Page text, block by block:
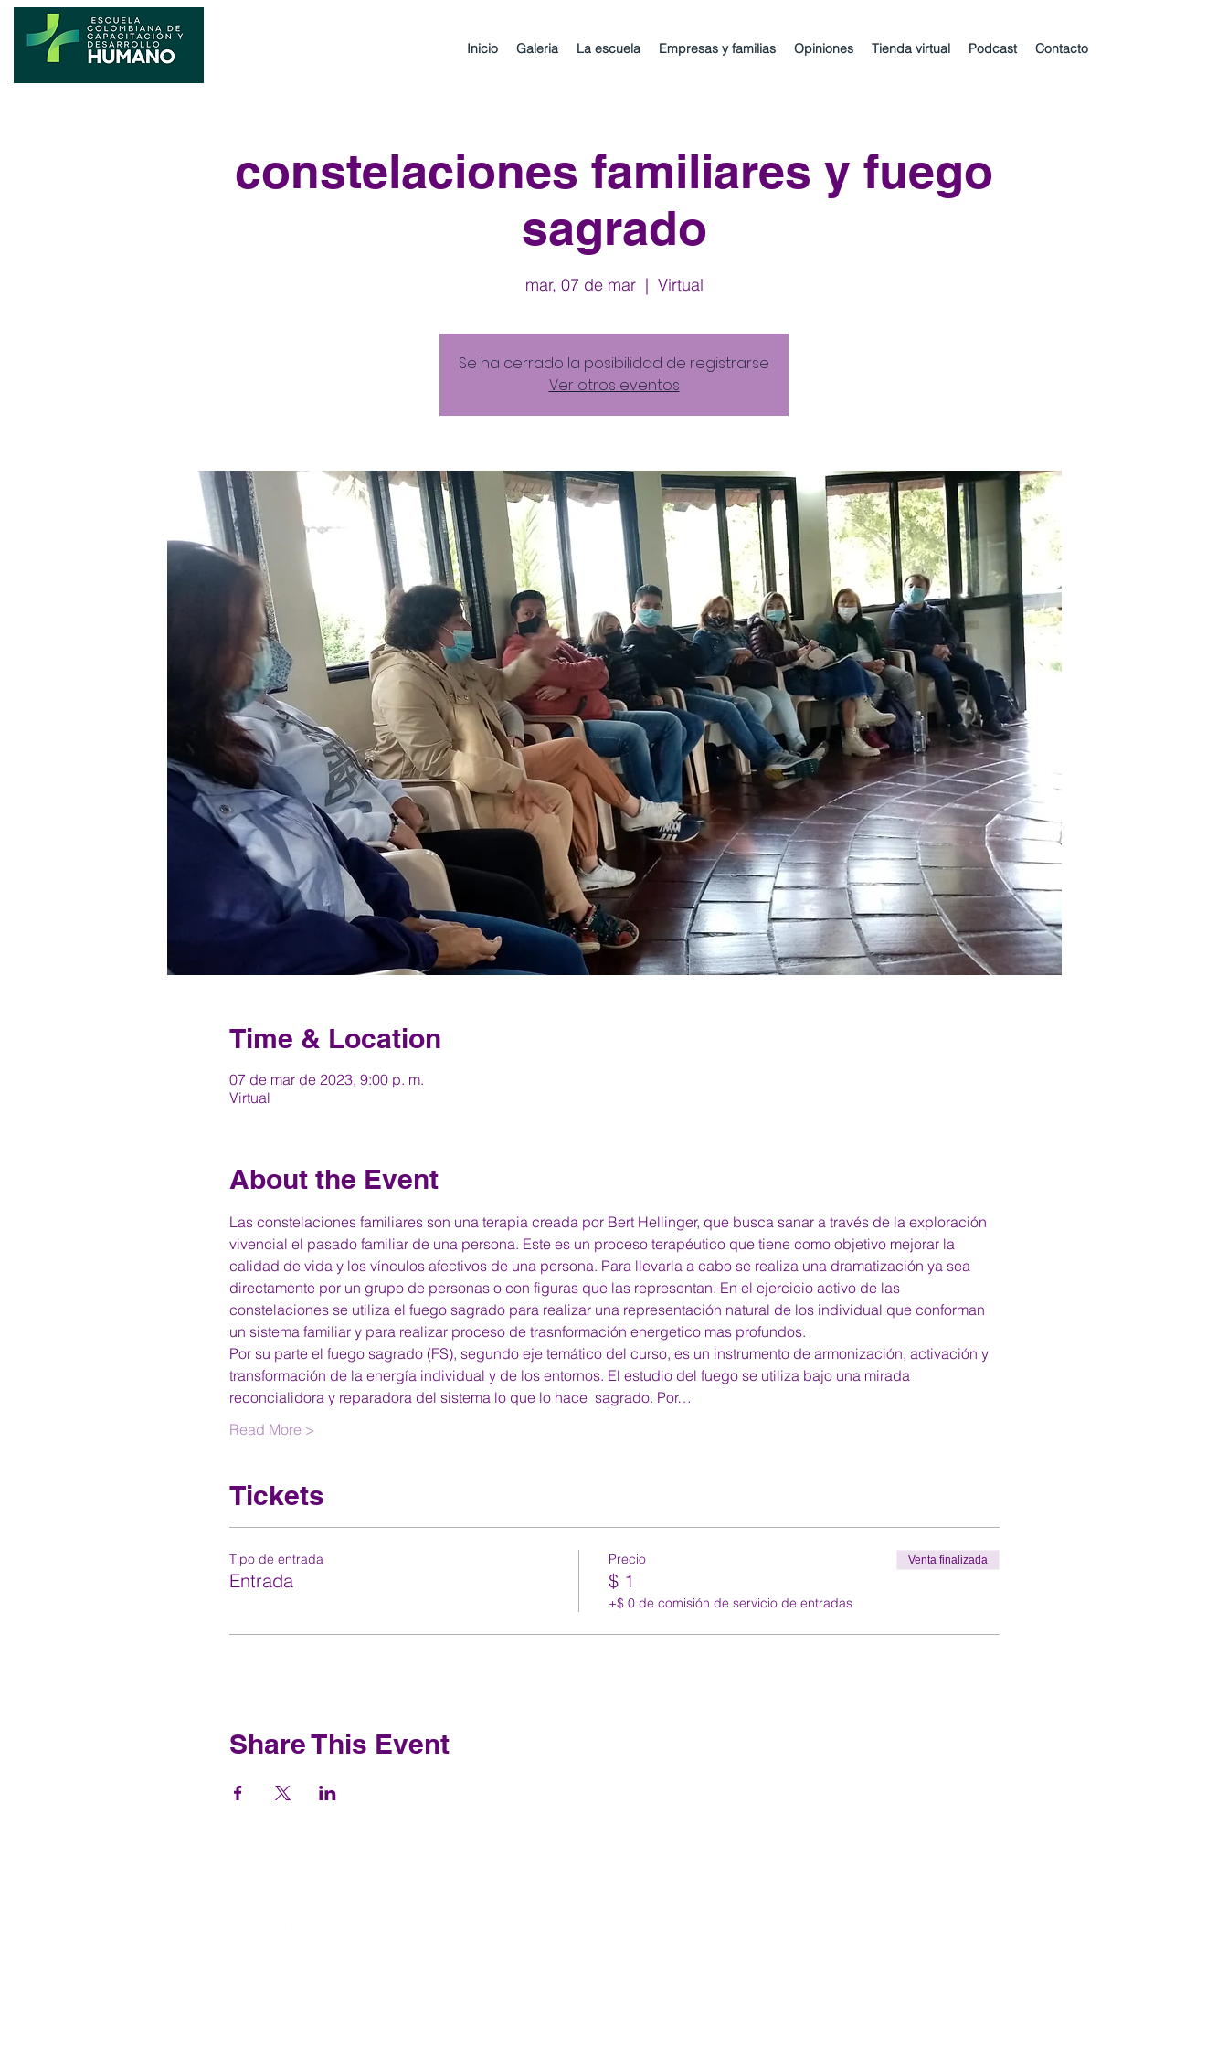
Inicio Galeria La escuela Empresas y familias Opiniones Tienda virtual Podcast Contacto
constelaciones familiares y fuego
sagrado
mar, 07 de mar
  |
Virtual
Se ha cerrado la posibilidad de registrarse
Ver otros eventos
Time & Location
07 de mar de 2023, 9:00 p. m.
Virtual
About the Event
Las constelaciones familiares son una terapia creada por Bert Hellinger, que busca sanar a través de la exploración
vivencial el pasado familiar de una persona. Este es un proceso terapéutico que tiene como objetivo mejorar la
calidad de vida y los vínculos afectivos de una persona. Para llevarla a cabo se realiza una dramatización ya sea
directamente por un grupo de personas o con figuras que las representan. En el ejercicio activo de las
constelaciones se utiliza el fuego sagrado para realizar una representación natural de los individual que conforman
un sistema familiar y para realizar proceso de trasnformación energetico mas profundos.
Por su parte el fuego sagrado (FS), segundo eje temático del curso, es un instrumento de armonización, activación y
transformación de la energía individual y de los entornos. El estudio del fuego se utiliza bajo una mirada
reconcialidora y reparadora del sistema lo que lo hace  sagrado. Por…
Read More >
Tickets
Tipo de entrada
Entrada
Precio
$ 1
+$ 0 de comisión de servicio de entradas
Venta finalizada
Share This Event